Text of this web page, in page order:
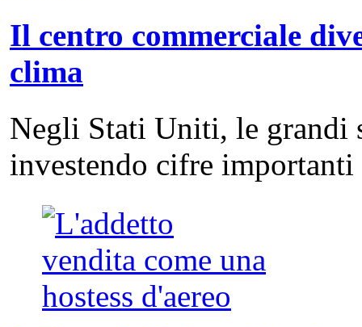
Il centro commerciale
clima
Negli Stati Uniti, le grandi
investendo cifre